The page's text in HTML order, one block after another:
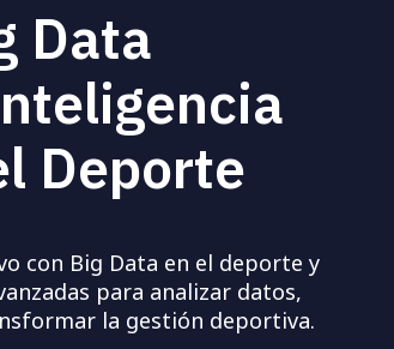
Data
Deporte
con Big Data en el deporte y
para analizar datos,
la gestión deportiva.